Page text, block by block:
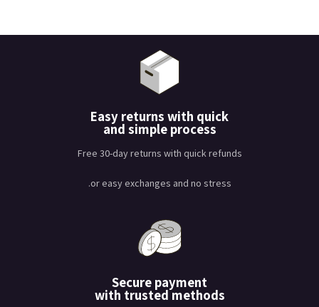
Easy returns with quick
and simple process
Free 30-day returns with quick refunds
or easy exchanges and no stress.
Secure payment
with trusted methods